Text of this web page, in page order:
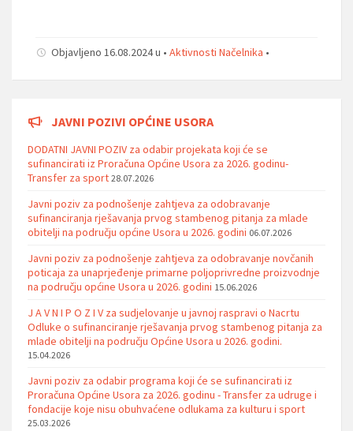
Objavljeno 16.08.2024 u • Aktivnosti Načelnika •
JAVNI POZIVI OPĆINE USORA
DODATNI JAVNI POZIV za odabir projekata koji će se
sufinancirati iz Proračuna Općine Usora za 2026. godinu-
Transfer za sport 28.07.2026
Javni poziv za podnošenje zahtjeva za odobravanje
sufinanciranja rješavanja prvog stambenog pitanja za mlade
obitelji na području općine Usora u 2026. godini 06.07.2026
Javni poziv za podnošenje zahtjeva za odobravanje novčanih
poticaja za unaprjeđenje primarne poljoprivredne proizvodnje
na području općine Usora u 2026. godini 15.06.2026
J A V N I P O Z I V za sudjelovanje u javnoj raspravi o Nacrtu
Odluke o sufinanciranje rješavanja prvog stambenog pitanja za
mlade obitelji na području Općine Usora u 2026. godini.
15.04.2026
Javni poziv za odabir programa koji će se sufinancirati iz
Proračuna Općine Usora za 2026. godinu - Transfer za udruge i
fondacije koje nisu obuhvaćene odlukama za kulturu i sport
25.03.2026